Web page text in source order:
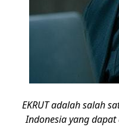
EKRUT adalah salah
Indonesia yang dapat